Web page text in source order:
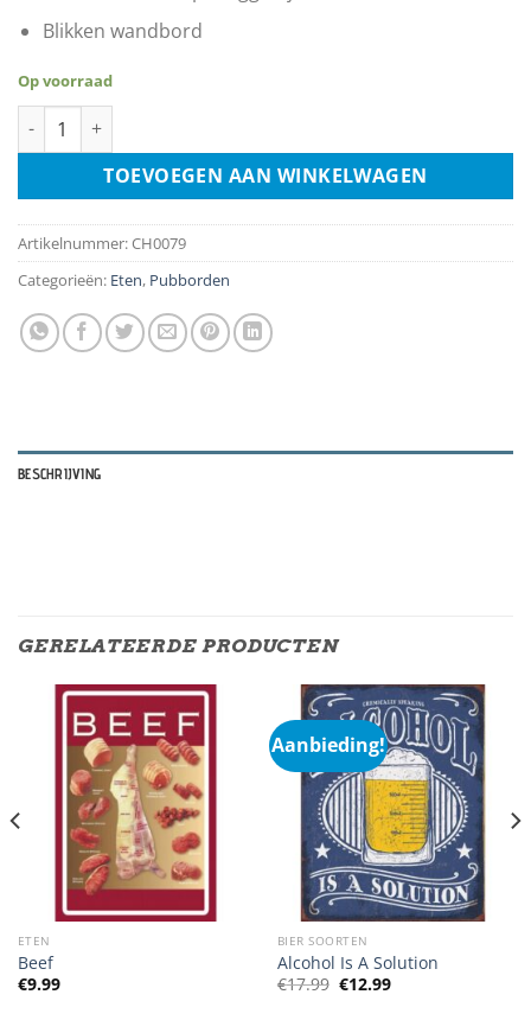
Blikken wandbord
Op voorraad
Blueberry Pancakes aantal
TOEVOEGEN AAN WINKELWAGEN
Artikelnummer:CH0079
Categorieën: Eten, Pubborden
BESCHRIJVING
GERELATEERDE PRODUCTEN
ETEN
Beef
€9.99
Aanbieding!
BIER SOORTEN
Alcohol Is A Solution
€17.99 Oorspronkelijke
prijs
€12.99Huidige